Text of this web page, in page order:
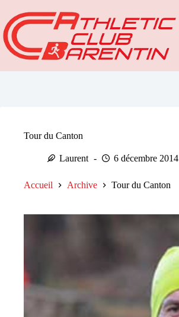
contenu
Tour du Canton
Laurent 6 décembre 2014
Accueil Archive Tour du Canton